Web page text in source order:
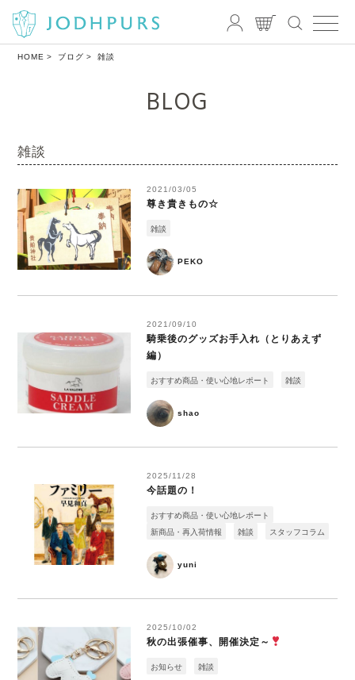
HOME ブログ 雑談
BLOG
雑談
2021/03/05
尊き貴きもの☆
PEKO
雑談
2021/09/10
騎乗後のグッズお手入れ（とりあえず
編）
shao
おすすめ商品・使い心地レポート 雑談
2025/11/28
今話題の！
yuni
おすすめ商品・使い心地レポート
新商品・再入荷情報
雑談 スタッフコラム
2025/10/02
秋の出張催事、開催決定～
お知らせ 雑談